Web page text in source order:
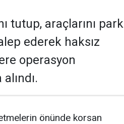
tutup, araçlarını park
ederek haksız
operasyon
önünde korsan